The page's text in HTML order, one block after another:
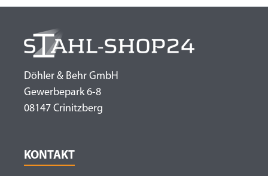
Döhler & Behr GmbH
Gewerbepark 6-8
08147 Crinitzberg
KONTAKT